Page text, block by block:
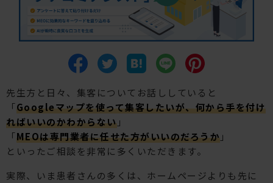
先生方と日々、集客についてお話ししていると
「Googleマップを使って集客したいが、何から手を付け
ればいいのかわからない」
「MEOは専門業者に任せた方がいいのだろうか」
といったご相談を非常に多くいただきます。
実際、いま患者さんの多くは、ホームページよりも先に